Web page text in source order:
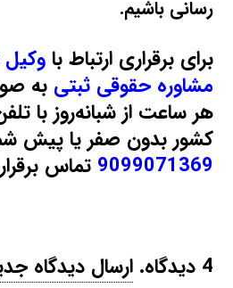
رسانی باشیم.
برای برقراری ارتباط با
مشاوره حقوقی ثبتی
هر ساعت از شبانه‌روز با
کشور بدون صفر یا پیش‌
9099071369 تماس
4 دیدگاه. ارسال دیدگاه